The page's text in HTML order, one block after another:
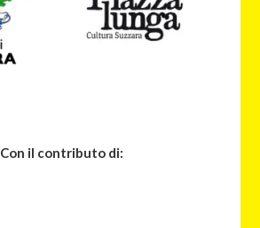
Con il contributo di: